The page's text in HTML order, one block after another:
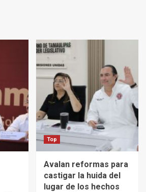
Top
Avalan reformas para
castigar la huida del
lugar de los hechos